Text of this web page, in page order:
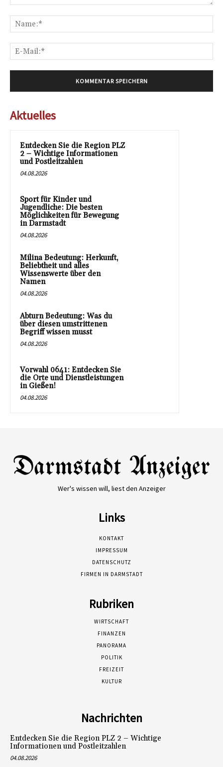
Aktuelles
Entdecken Sie die Region PLZ
2 – Wichtige Informationen
und Postleitzahlen
04.08.2026
Sport für Kinder und
Jugendliche: Die besten
Möglichkeiten für Bewegung
in Darmstadt
04.08.2026
Milina Bedeutung: Herkunft,
Beliebtheit und alles
Wissenswerte über den
Namen
04.08.2026
Abturn Bedeutung: Was du
über diesen umstrittenen
Begriff wissen musst
04.08.2026
Vorwahl 0641: Entdecken Sie
die Orte und Dienstleistungen
in Gießen!
04.08.2026
Wer's wissen will, liest den Anzeiger
Links
KONTAKT
IMPRESSUM
DATENSCHUTZ
FIRMEN IN DARMSTADT
Rubriken
WIRTSCHAFT
FINANZEN
PANORAMA
POLITIK
FREIZEIT
KULTUR
Nachrichten
Entdecken Sie die Region PLZ 2 – Wichtige
Informationen und Postleitzahlen
04.08.2026